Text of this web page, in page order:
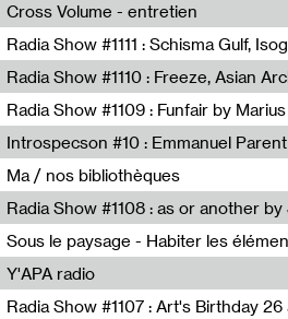
Cross Volume - entretien
Resonance
Radio WORM
Jet FM
Introspecson #10 : Emmanuel Parent
Pierre Henry,Emmanuel Parent
Ma / nos bibliothèques
Radio Zero
Nastassja Martin
Y'APA radio
Pierrick Mouton